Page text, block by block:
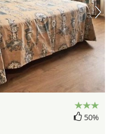
50%